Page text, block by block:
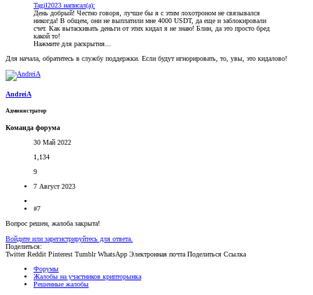
Tagil2023 написал(а):
День добрый! Честно говоря, лучше бы я с этим лохотроном не связывался
никогда! В общем, они не выплатили мне 4000 USDT, да еще и заблокировали
счет. Как вытаскивать деньги от этих кидал я не знаю! Блин, да это просто бред
какой то!
Нажмите для раскрытия...
Для начала, обратитесь в службу поддержки. Если будут игнорировать, то, увы, это кидалово!
AndreiA
Администратор
Команда форума
30 Май 2022
1,134
9
7 Август 2023
#7
Вопрос решен, жалоба закрыта!
Войдите или зарегистрируйтесь для ответа.
Поделиться:
Twitter Reddit Pinterest Tumblr WhatsApp Электронная почта Поделиться Ссылка
Форумы
Жалобы на участников крипторынка
Решенные жалобы